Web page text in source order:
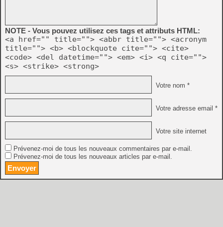
NOTE - Vous pouvez utilisez ces tags et attributs HTML:
<a href="" title=""> <abbr title=""> <acronym
title=""> <b> <blockquote cite=""> <cite>
<code> <del datetime=""> <em> <i> <q cite="">
<s> <strike> <strong>
Votre nom *
Votre adresse email *
Votre site internet
Prévenez-moi de tous les nouveaux commentaires par e-mail.
Prévenez-moi de tous les nouveaux articles par e-mail.